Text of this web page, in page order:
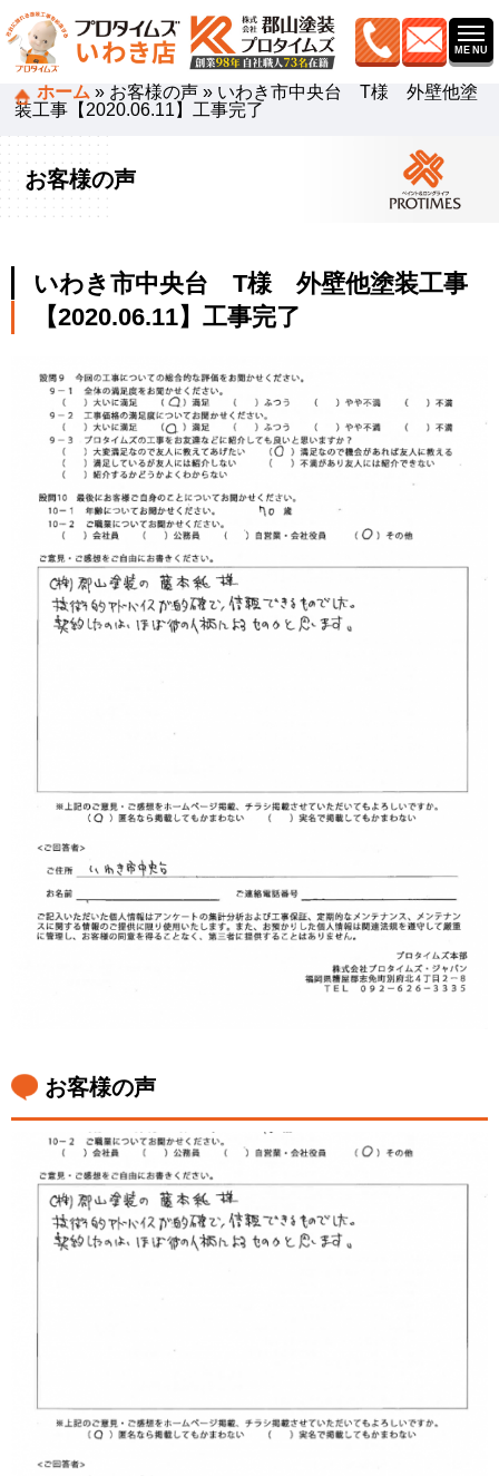
ホーム » お客様の声 » いわき市中央台 T様 外壁他塗
装工事【2020.06.11】工事完了
お客様の声
いわき市中央台 T様 外壁他塗装工事
【2020.06.11】工事完了
お客様の声